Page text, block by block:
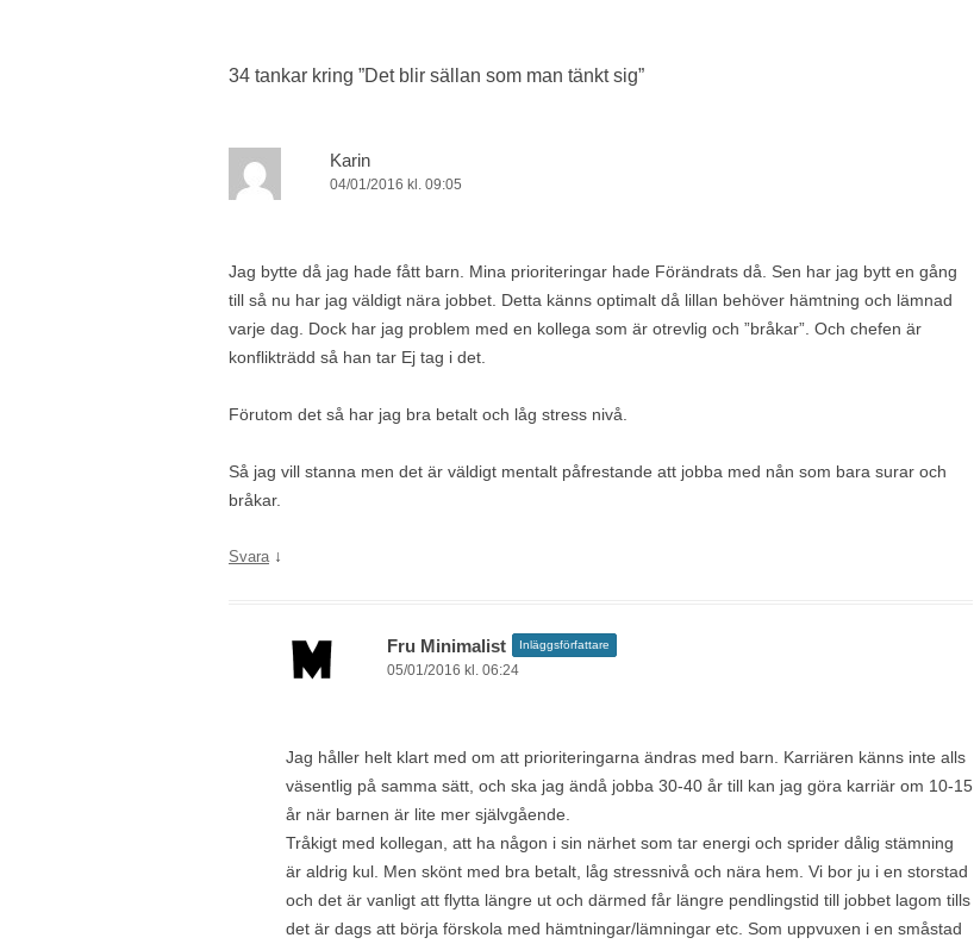
34 tankar kring ”Det blir sällan som man tänkt sig”
Karin
04/01/2016 kl. 09:05
Jag bytte då jag hade fått barn. Mina prioriteringar hade Förändrats då. Sen har jag bytt en gång
till så nu har jag väldigt nära jobbet. Detta känns optimalt då lillan behöver hämtning och lämnad
varje dag. Dock har jag problem med en kollega som är otrevlig och ”bråkar”. Och chefen är
konflikträdd så han tar Ej tag i det.
Förutom det så har jag bra betalt och låg stress nivå.
Så jag vill stanna men det är väldigt mentalt påfrestande att jobba med nån som bara surar och
bråkar.
Svara ↓
Fru Minimalist Inläggsförfattare
05/01/2016 kl. 06:24
Jag håller helt klart med om att prioriteringarna ändras med barn. Karriären känns inte alls
väsentlig på samma sätt, och ska jag ändå jobba 30-40 år till kan jag göra karriär om 10-15
år när barnen är lite mer självgående.
Tråkigt med kollegan, att ha någon i sin närhet som tar energi och sprider dålig stämning
är aldrig kul. Men skönt med bra betalt, låg stressnivå och nära hem. Vi bor ju i en storstad
och det är vanligt att flytta längre ut och därmed får längre pendlingstid till jobbet lagom tills
det är dags att börja förskola med hämtningar/lämningar etc. Som uppvuxen i en småstad